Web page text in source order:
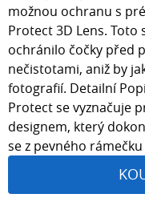
možnou ochranu s
Protect 3D Lens. Toto
ochránilo čočky před
nečistotami, aniž by
fotografií. Detailní
Protect se vyznačuje
designem, který
se z pevného